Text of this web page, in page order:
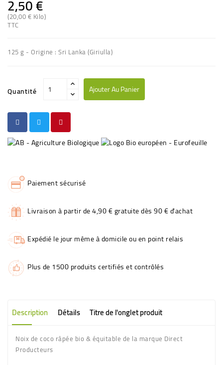
2,50 €
(20,00 € Kilo)
TTC
125 g - Origine : Sri Lanka (Giriulla)
Quantité Ajouter Au Panier
Paiement sécurisé
Livraison à partir de 4,90 € gratuite dès 90 € d'achat
Expédié le jour même à domicile ou en point relais
Plus de 1500 produits certifiés et contrôlés
Description Détails Titre de l'onglet produit
Noix de coco râpée bio & équitable de la marque Direct
Producteurs